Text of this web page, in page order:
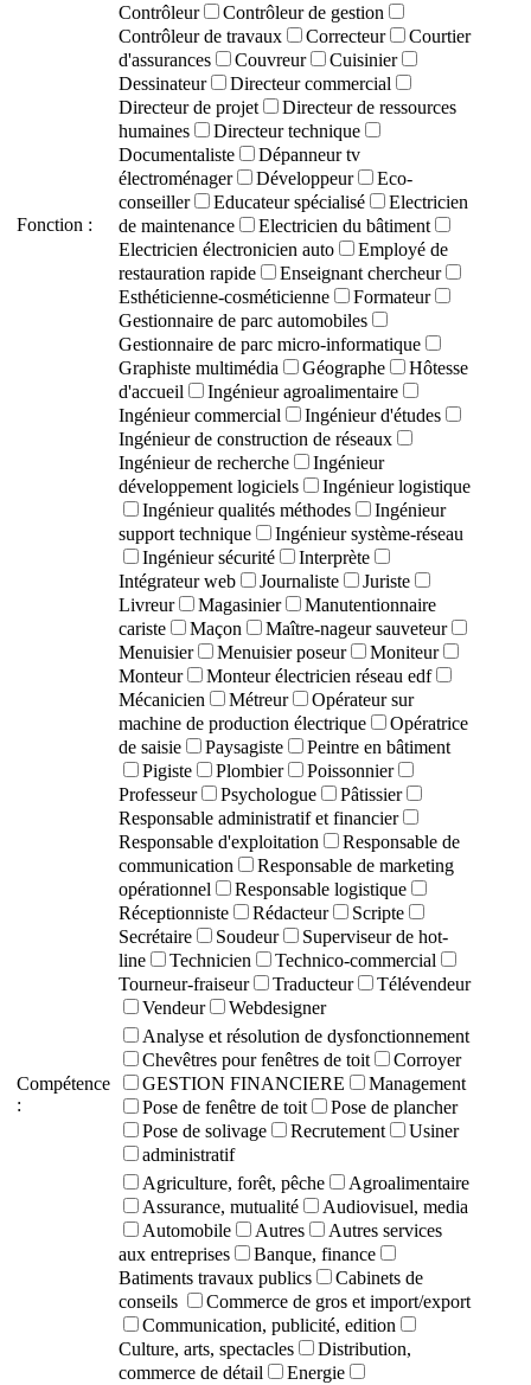
Fonction :
Contrôleur
Contrôleur de gestion
Contrôleur de travaux
Correcteur
Courtier
d'assurances
Couvreur
Cuisinier
Dessinateur
Directeur commercial
Directeur de projet
Directeur de ressources
humaines
Directeur technique
Documentaliste
Dépanneur tv
électroménager
Développeur
Eco-
conseiller
Educateur spécialisé
Electricien
de maintenance
Electricien du bâtiment
Electricien électronicien auto
Employé de
restauration rapide
Enseignant chercheur
Esthéticienne-cosméticienne
Formateur
Gestionnaire de parc automobiles
Gestionnaire de parc micro-informatique
Graphiste multimédia
Géographe
Hôtesse
d'accueil
Ingénieur agroalimentaire
Ingénieur commercial
Ingénieur d'études
Ingénieur de construction de réseaux
Ingénieur de recherche
Ingénieur
développement logiciels
Ingénieur logistique
Ingénieur qualités méthodes
Ingénieur
support technique
Ingénieur système-réseau
Ingénieur sécurité
Interprète
Intégrateur web
Journaliste
Juriste
Livreur
Magasinier
Manutentionnaire
cariste
Maçon
Maître-nageur sauveteur
Menuisier
Menuisier poseur
Moniteur
Monteur
Monteur électricien réseau edf
Mécanicien
Métreur
Opérateur sur
machine de production électrique
Opératrice
de saisie
Paysagiste
Peintre en bâtiment
Pigiste
Plombier
Poissonnier
Professeur
Psychologue
Pâtissier
Responsable administratif et financier
Responsable d'exploitation
Responsable de
communication
Responsable de marketing
opérationnel
Responsable logistique
Réceptionniste
Rédacteur
Scripte
Secrétaire
Soudeur
Superviseur de hot-
line
Technicien
Technico-commercial
Tourneur-fraiseur
Traducteur
Télévendeur
Vendeur
Webdesigner
Compétence
:
Analyse et résolution de dysfonctionnement
Chevêtres pour fenêtres de toit
Corroyer
GESTION FINANCIERE
Management
Pose de fenêtre de toit
Pose de plancher
Pose de solivage
Recrutement
Usiner
administratif
Agriculture, forêt, pêche
Agroalimentaire
Assurance, mutualité
Audiovisuel, media
Automobile
Autres
Autres services
aux entreprises
Banque, finance
Batiments travaux publics
Cabinets de
conseils
Commerce de gros et import/export
Communication, publicité, edition
Culture, arts, spectacles
Distribution,
commerce de détail
Energie